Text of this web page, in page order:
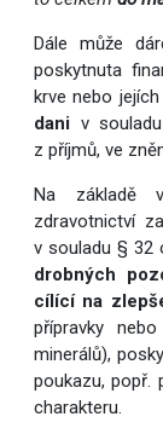
Dále může
poskytnuta
krve nebo
daniv souladu
z příjmů, ve
Na základě
zdravotnictví
v souladu § 32
drobných
cílící na
přípravky
minerálů),
poukazu, popř.
charakteru.